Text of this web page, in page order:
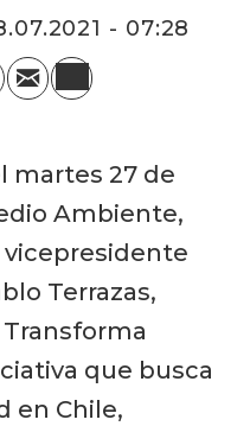
- 07:28
martes 27 de
Ambiente,
vicepresidente
Terrazas,
que busca
en Chile,